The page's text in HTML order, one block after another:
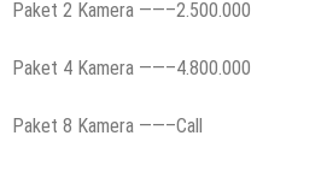
Paket 2 Kamera ——–2.500.000
Paket 4 Kamera ——–4.800.000
Paket 8 Kamera ——–Call